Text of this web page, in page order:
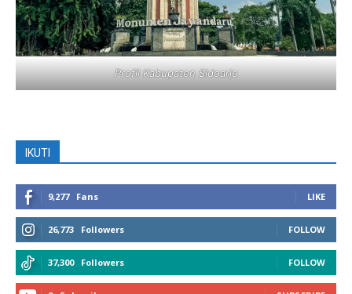
Profil Kabupaten Sidoarjo
IKUTI
9,277 Fans LIKE
26,773 Followers FOLLOW
37,300 Followers FOLLOW